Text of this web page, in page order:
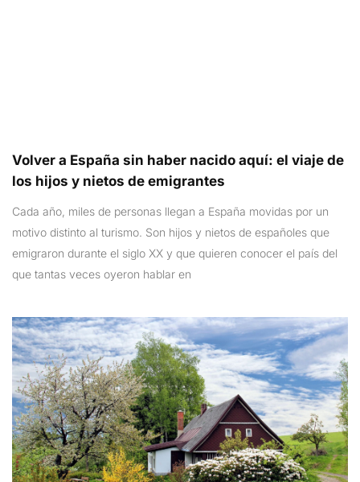
Volver a España sin haber nacido aquí: el viaje de
los hijos y nietos de emigrantes
Cada año, miles de personas llegan a España movidas por un
motivo distinto al turismo. Son hijos y nietos de españoles que
emigraron durante el siglo XX y que quieren conocer el país del
que tantas veces oyeron hablar en